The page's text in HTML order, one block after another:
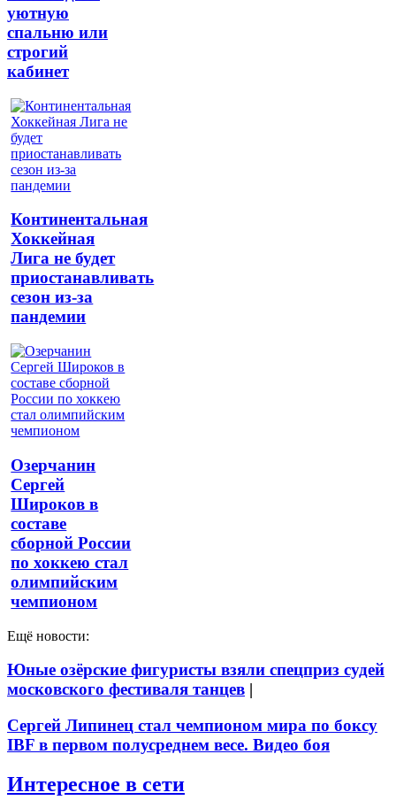
уютную
спальню или
строгий
кабинет
Континентальная
Хоккейная
Лига не будет
приостанавливать
сезон из-за
пандемии
Озерчанин
Сергей
Широков в
составе
сборной России
по хоккею стал
олимпийским
чемпионом
Ещё новости:
Юные озёрские фигуристы взяли спецприз судей
московского фестиваля танцев |
Сергей Липинец стал чемпионом мира по боксу
IBF в первом полусреднем весе. Видео боя
Интересное в сети